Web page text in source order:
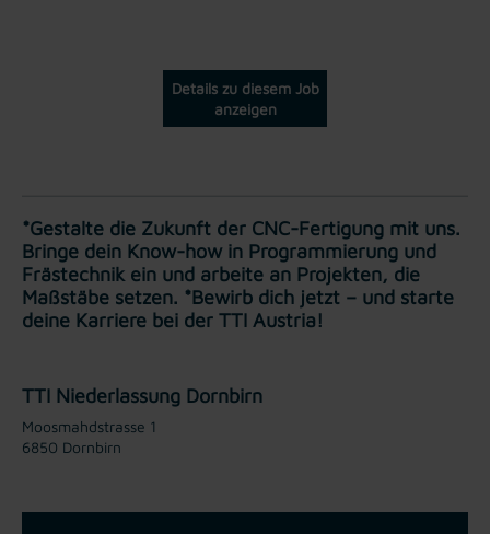
Details zu diesem Job
anzeigen
*Gestalte die Zukunft der CNC-Fertigung mit uns.
Bringe dein Know-how in Programmierung und
Frästechnik ein und arbeite an Projekten, die
Maßstäbe setzen. *Bewirb dich jetzt – und starte
deine Karriere bei der TTI Austria!
TTI Niederlassung Dornbirn
Moosmahdstrasse 1
6850 Dornbirn